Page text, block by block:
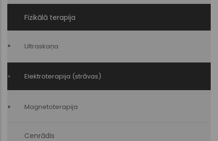
Fizikālā terapija
Ultraskaņa
Elektroterapija (strāvas)
Magnetoterapija
Cenrādis